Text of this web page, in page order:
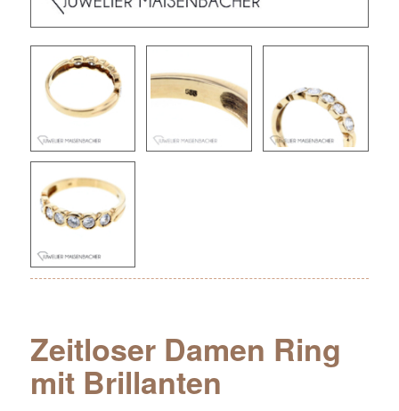
Zeitloser Damen Ring
mit Brillanten